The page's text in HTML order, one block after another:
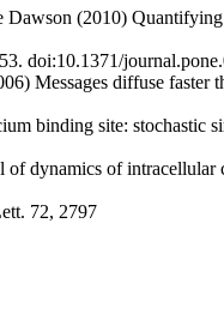
(2010)
doi:10.1371/
Messages diffuse faster
binding site: stochastic
of dynamics of intracellular
72, 2797